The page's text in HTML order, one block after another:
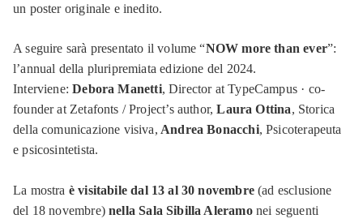
un poster originale e inedito.
A seguire sarà presentato il volume “NOW more than ever”:
l’annual della pluripremiata edizione del 2024.
Interviene:Debora Manetti, Director at TypeCampus · co-
founder at Zetafonts / Project’s author,Laura Ottina, Storica
della comunicazione visiva, Andrea Bonacchi, Psicoterapeuta
e psicosintetista.
La mostra è visitabile dal 13 al 30 novembre(ad esclusione
del 18 novembre)nella Sala Sibilla Aleramonei seguenti